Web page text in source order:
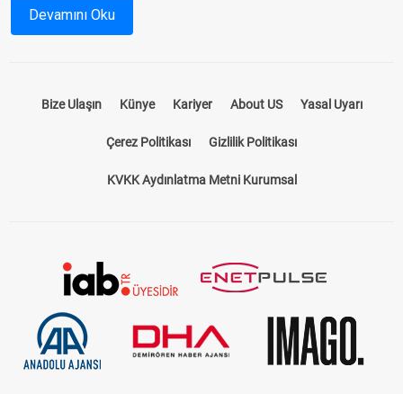
durumlarını önceden inceleyebilir, yarışlardan en iyi sonuçları
almak için stratejinizi oluşturabilirsiniz.
kapsamı bir rehberdir. Hangi hipodromda, hangi atların
ve pist koşullarını öğrenmek için ideal bir kaynaktır. Bizim
TJK Yarış Programı ile Güncel Bilgilere
Ulaşın
TJK yarış programı, Türkiye Jokey Kulübü tarafından her gün
Devamını Oku
Bize Ulaşın Künye Kariyer About US Yasal Uyarı
Çerez Politikası Gizlilik Politikası
KVKK Aydınlatma Metni Kurumsal